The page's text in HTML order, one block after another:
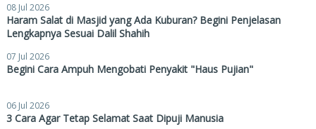
08 Jul 2026
Haram Salat di Masjid yang Ada Kuburan? Begini Penjelasan
Lengkapnya Sesuai Dalil Shahih
07 Jul 2026
Begini Cara Ampuh Mengobati Penyakit "Haus Pujian"
06 Jul 2026
3 Cara Agar Tetap Selamat Saat Dipuji Manusia